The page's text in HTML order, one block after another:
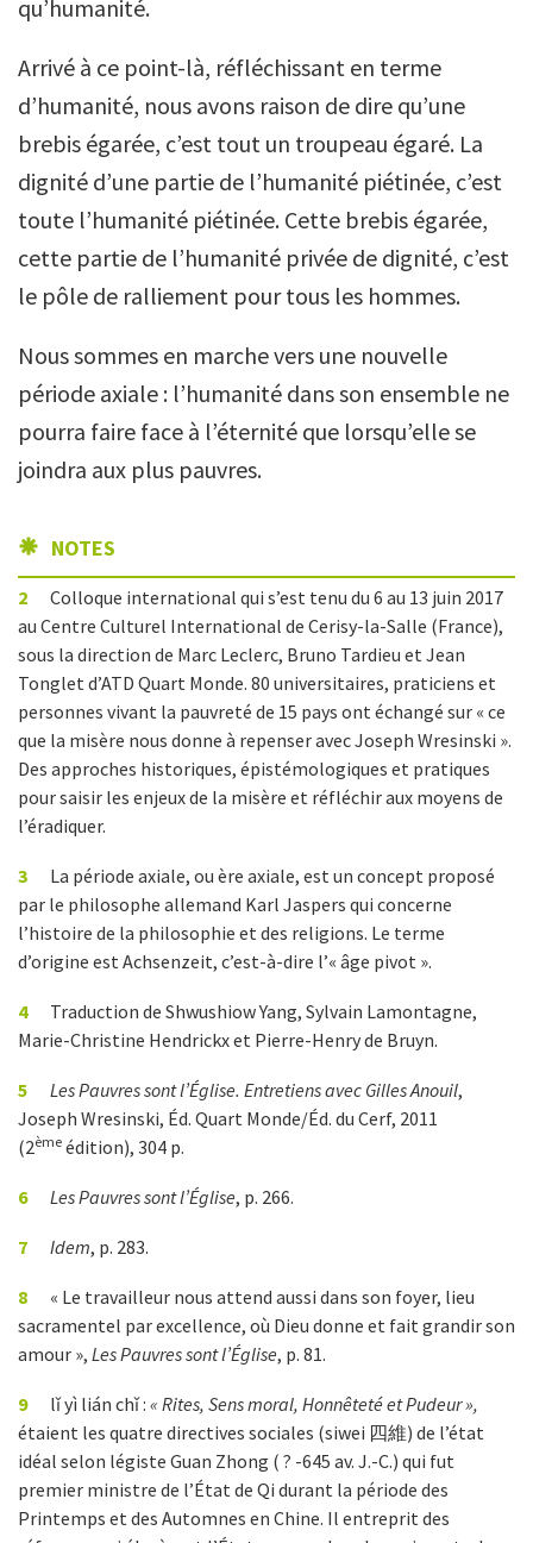
qu’humanité.
Arrivé à ce point-là, réfléchissant en terme
d’humanité, nous avons raison de dire qu’une
brebis égarée, c’est tout un troupeau égaré. La
dignité d’une partie de l’humanité piétinée, c’est
toute l’humanité piétinée. Cette brebis égarée,
cette partie de l’humanité privée de dignité, c’est
le pôle de ralliement pour tous les hommes.
Nous sommes en marche vers une nouvelle
période axiale : l’humanité dans son ensemble ne
pourra faire face à l’éternité que lorsqu’elle se
joindra aux plus pauvres.
NOTES
2
Colloque international qui s’est tenu du 6 au 13 juin 2017
au Centre Culturel International de Cerisy-la-Salle (France),
sous la direction de Marc Leclerc, Bruno Tardieu et Jean
Tonglet d’ATD Quart Monde. 80 universitaires, praticiens et
personnes vivant la pauvreté de 15 pays ont échangé sur « ce
que la misère nous donne à repenser avec Joseph Wresinski ».
Des approches historiques, épistémologiques et pratiques
pour saisir les enjeux de la misère et réfléchir aux moyens de
l’éradiquer.
3
La période axiale, ou ère axiale, est un concept proposé
par le philosophe allemand Karl Jaspers qui concerne
l’histoire de la philosophie et des religions. Le terme
d’origine est Achsenzeit, c’est-à-dire l’« âge pivot ».
4
Traduction de Shwushiow Yang, Sylvain Lamontagne,
Marie-Christine Hendrickx et Pierre-Henry de Bruyn.
5 Les Pauvres sont l’Église. Entretiens avec Gilles Anouil,
Joseph Wresinski, Éd. Quart Monde/Éd. du Cerf, 2011
(2ème édition), 304 p.
6 Les Pauvres sont l’Église, p. 266.
7 Idem, p. 283.
8
« Le travailleur nous attend aussi dans son foyer, lieu
sacramentel par excellence, où Dieu donne et fait grandir son
amour », Les Pauvres sont l’Église, p. 81.
9 lǐ yì lián chǐ : « Rites, Sens moral, Honnêteté et Pudeur »,
étaient les quatre directives sociales (siwei 四維) de l’état
idéal selon légiste Guan Zhong ( ? -645 av. J.-C.) qui fut
premier ministre de l’État de Qi durant la période des
Printemps et des Automnes en Chine. Il entreprit des